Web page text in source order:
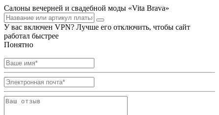
Салоны вечерней и свадебной моды «Vita Brava»
У вас включен VPN? Лучше его отключить, чтобы сайт
работал быстрее
Понятно